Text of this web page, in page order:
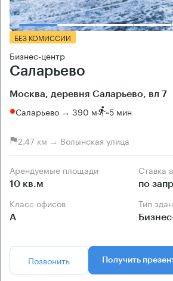
БЕЗ КОМИССИИ
Бизнес-центр
Саларьево
Москва, деревня Саларьево, вл 7
Саларьево → 390 м ~5 мин
2.47 км → Волынская улица
Арендуемые площади
10 кв.м по
Класс офисов
А
Тип
Позвонить Получить